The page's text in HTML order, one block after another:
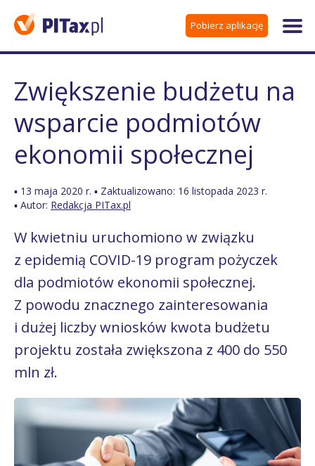
Pobierz aplikację
Zwiększenie budżetu na
wsparcie podmiotów
ekonomii społecznej
▪ 13 maja 2020 r. ▪ Zaktualizowano: 16 listopada 2023 r.
▪ Autor: Redakcja PITax.pl
W kwietniu uruchomiono w związku
z epidemią COVID-19 program pożyczek
dla podmiotów ekonomii społecznej.
Z powodu znacznego zainteresowania
i dużej liczby wniosków kwota budżetu
projektu została zwiększona z 400 do 550
mln zł.